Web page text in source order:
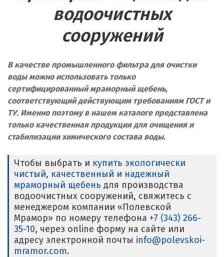
водоочистных
сооружений
В качестве промышленного фильтра для очистки
воды можно использовать только
сертифицированный мраморный щебень,
соответствующий действующим требованиям ГОСТ и
ТУ. Именно поэтому в нашем каталоге представлена
только качественная продукция для очищения и
стабилизации химического состава воды.
Чтобы выбрать и купить экологически
чистый, качественный и надежный
мраморный щебень для производства
водоочистных сооружений, свяжитесь с
менеджером компании «Полевской
Мрамор» по номеру телефона +7 (343) 266-
35-10, через online форму на сайте или
адресу электронной почты info@polevskoi-
mramor.com.